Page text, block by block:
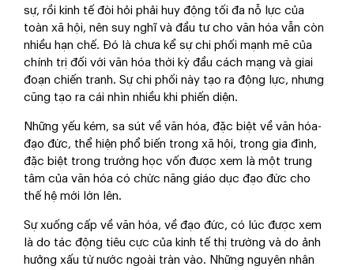
sự, rồi kinh tế đòi hỏi phải huy động tối đa nỗ lực của
toàn xã hội, nên suy nghĩ và đầu tư cho văn hóa vẫn còn
nhiều hạn chế. Đó là chưa kể sự chi phối mạnh mẽ của
chính trị đối với văn hóa thời kỳ đầu cách mạng và giai
đoạn chiến tranh. Sự chi phối này tạo ra động lực, nhưng
cũng tạo ra cái nhìn nhiều khi phiến diện.
Những yếu kém, sa sút về văn hóa, đặc biệt về văn hóa-
đạo đức, thể hiện phổ biến trong xã hội, trong gia đình,
đặc biệt trong trường học vốn được xem là một trung
tâm của văn hóa có chức năng giáo dục đạo đức cho
thế hệ mới lớn lên.
Sự xuống cấp về văn hóa, về đạo đức, có lúc được xem
là do tác động tiêu cực của kinh tế thị trường và do ảnh
hưởng xấu từ nước ngoài tràn vào. Những nguyên nhân